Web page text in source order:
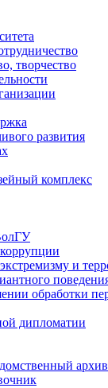
творчество
развития
комплекс
и
обработки
дипломатии
архив